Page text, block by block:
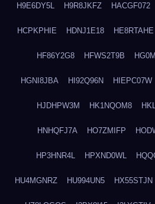
H9E6DY5L H9R8JKFZ HACGF072
HCPKPHIE HDNJ1E18 HE8RTAHE
HF86Y2G8 HFWS2T9B
HGNI8JBA HI92Q96N HIEPC07W
HJDHPW3M HK1NQOM8
HNHQFJ7A HO7ZMIFP
HP3HNR4L HPXND0WL
HU4MGNRZ HU994UN5 HX55STJN